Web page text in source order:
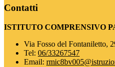
Contatti
ISTITUTO COMPRENSIVO
Via Fosso del Fontaniletto,
Tel: 06/33267547
Email: